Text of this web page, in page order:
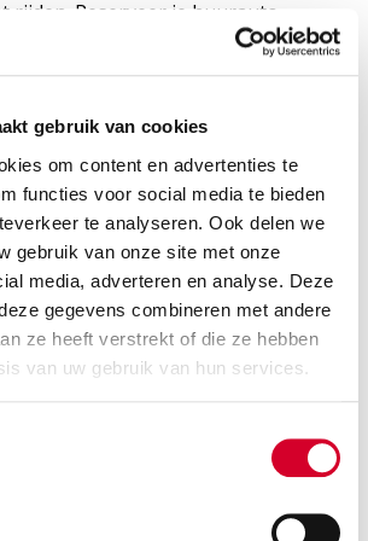
gebruik van cookies
om content en advertenties te
functies voor social media te bieden
te analyseren. Ook delen we
gebruik van onze site met onze
media, adverteren en analyse. Deze
gegevens combineren met andere
ze heeft verstrekt of die ze hebben
van uw gebruik van hun services.
rijden. Reserveer je huurauto
online, zodat je zorgeloos op reis
Amerika regel je snel en
AUTO